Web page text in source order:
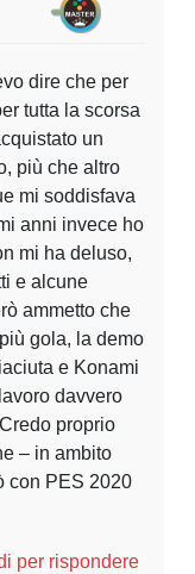
dire che per
tutta la scorsa
un
più che altro
mi soddisfava
anni invece ho
mi ha deluso,
e alcune
ammetto che
gola, la demo
e Konami
davvero
proprio
– in ambito
con PES 2020
per rispondere